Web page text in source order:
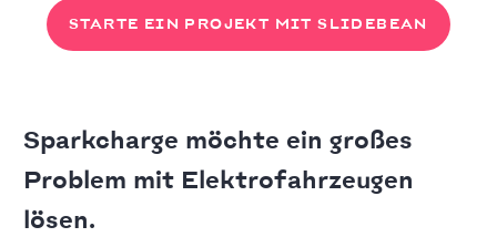
STARTE EIN PROJEKT MIT SLIDEBEAN
Sparkcharge möchte ein großes
Problem mit Elektrofahrzeugen
lösen.